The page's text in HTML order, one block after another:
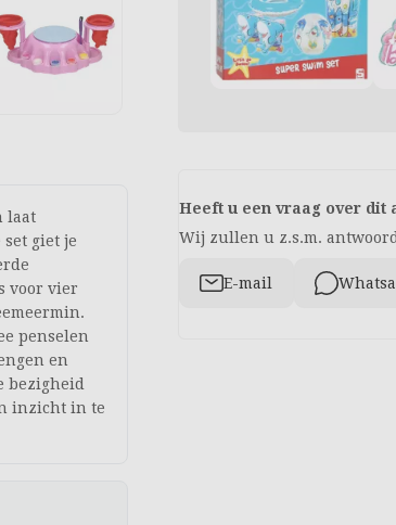
Heeft u een vraag over dit
Wij zullen u z.s.m.
E-mail
laat
giet je
voor vier
penselen
en
bezigheid
inzicht in te